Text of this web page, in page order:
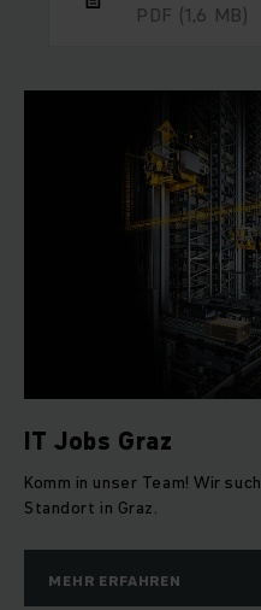
PDF (1,6 MB)
IT Jobs Graz
Komm in unser Team! Wir
Standort in Graz.
MEHR ERFAHREN